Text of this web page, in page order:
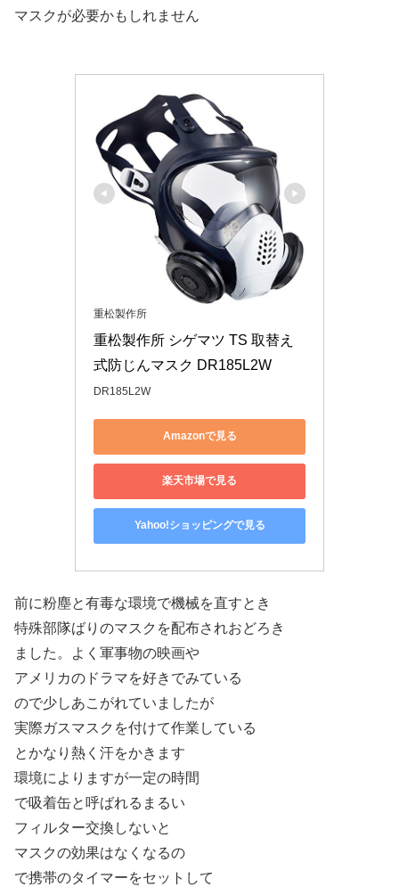
マスクが必要かもしれません
重松製作所
重松製作所 シゲマツ TS 取替え
式防じんマスク DR185L2W
DR185L2W
Amazonで見る
楽天市場で見る
Yahoo!ショッピングで見る
前に粉塵と有毒な環境で機械を直すとき
特殊部隊ばりのマスクを配布されおどろき
ました。よく軍事物の映画や
アメリカのドラマを好きでみている
ので少しあこがれていましたが
実際ガスマスクを付けて作業している
とかなり熱く汗をかきます
環境によりますが一定の時間
で吸着缶と呼ばれるまるい
フィルター交換しないと
マスクの効果はなくなるの
で携帯のタイマーをセットして